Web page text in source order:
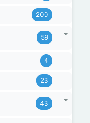
200
59
4
23
43